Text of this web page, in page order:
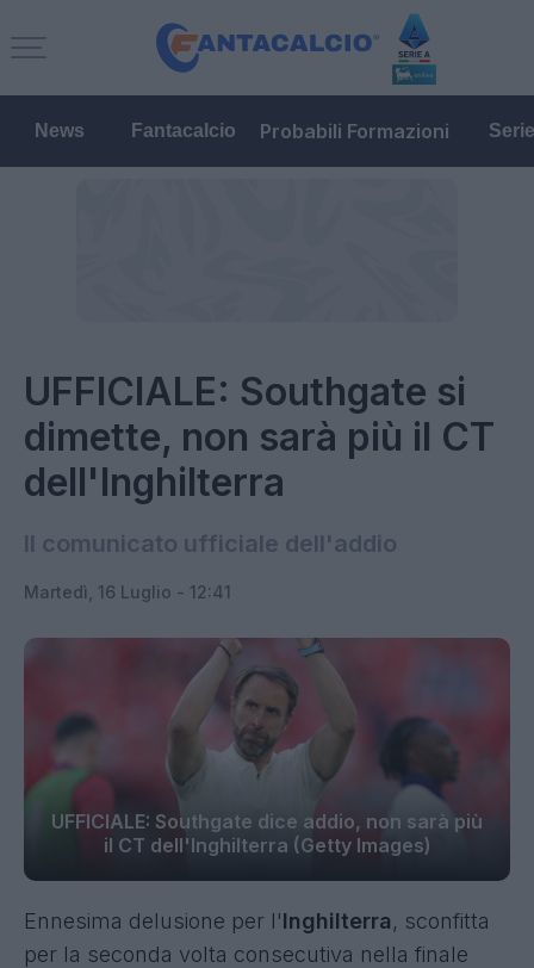
News Fantacalcio Probabili Formazioni
UFFICIALE: Southgate si
dimette, non sarà più il CT
dell'Inghilterra
Il comunicato ufficiale dell'addio
Martedì, 16 Luglio - 12:41
UFFICIALE: Southgate dice addio, non sarà più
il CT dell'Inghilterra (Getty Images)
Ennesima delusione per l'Inghilterra, sconfitta
per la seconda volta consecutiva nella finale